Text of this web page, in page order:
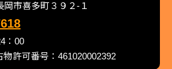
岡市喜多町３９２-１
：00
許可番号：461020002392